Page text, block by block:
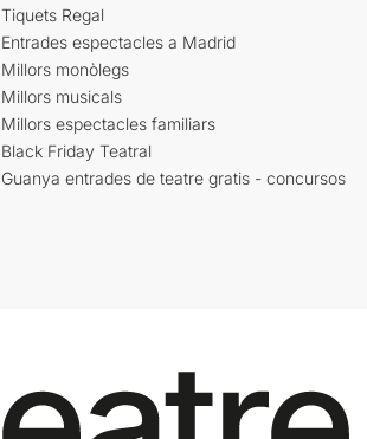
Tiquets Regal
Entrades espectacles a Madrid
Millors monòlegs
Millors musicals
Millors espectacles familiars
Black Friday Teatral
Guanya entrades de teatre gratis - concursos